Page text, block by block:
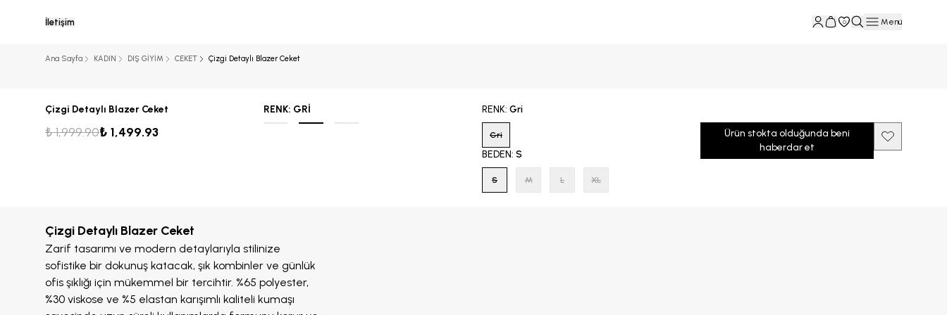
İletişim 0 Menü
Ana Sayfa KADIN DIŞ GİYİM CEKET Çizgi Detaylı Blazer Ceket
Çizgi Detaylı Blazer Ceket
₺ 1,999.90₺ 1,499.93
RENK: GRİ RENK: Gri
Gri
BEDEN: S
S M L XL
Ürün stokta olduğunda beni
haberdar et
Çizgi Detaylı Blazer Ceket
Zarif tasarımı ve modern detaylarıyla stilinize
sofistike bir dokunuş katacak, şık kombinler ve günlük
ofis şıklığı için mükemmel bir tercihtir. %65 polyester,
%30 viskose ve %5 elastan karışımlı kaliteli kumaşı